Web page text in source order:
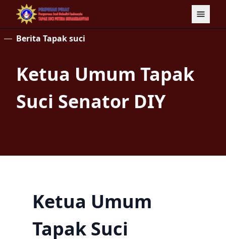
Berita Tapak suci
Ketua Umum Tapak
Suci Senator DIY
Ketua Umum
Tapak Suci